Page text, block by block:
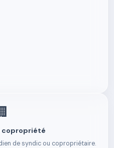
copropriété
de syndic ou copropriétaire.